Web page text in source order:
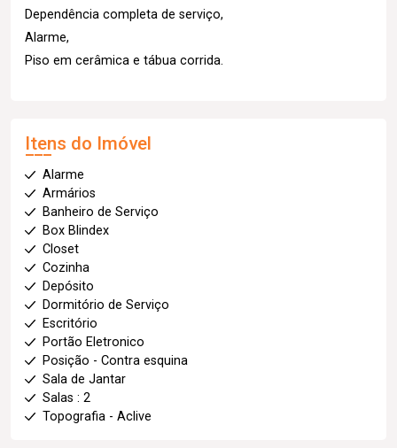
Dependência completa de serviço,
Alarme,
Piso em cerâmica e tábua corrida.
Itens do Imóvel
Alarme
Armários
Banheiro de Serviço
Box Blindex
Closet
Cozinha
Depósito
Dormitório de Serviço
Escritório
Portão Eletronico
Posição - Contra esquina
Sala de Jantar
Salas : 2
Topografia - Aclive